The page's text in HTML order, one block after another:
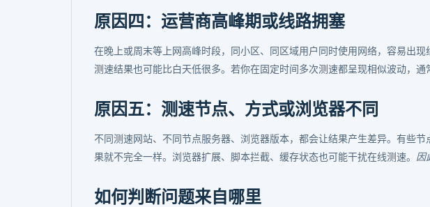
原因四：运营商高峰期或线路拥塞
在晚上或周末等上网高峰时段，同小区、同区域用户同时使用网络，容易出现
测速结果也可能比白天低很多。若你在固定时间多次测速都呈现相似波动，通
原因五：测速节点、方式或浏览器不同
不同测速网站、不同节点服务器、浏览器版本，都会让结果产生差异。有些
果就不完全一样。浏览器扩展、脚本拦截、缓存状态也可能干扰在线测速。 因
如何判断问题来自哪里